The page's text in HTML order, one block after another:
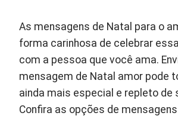
As mensagens de Natal para o
forma carinhosa de celebrar
com a pessoa que você ama.
mensagem de Natal amor pode
ainda mais especial e repleto de
Confira as opções de mensagens